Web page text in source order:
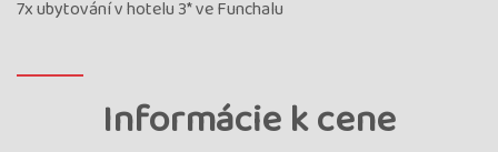
festivalu, průvodce: Irena Pilařová
09.06. - 16.06.26utorok - utorok
7x ubytování v hotelu 3* ve Funchalu
Informácie k cene